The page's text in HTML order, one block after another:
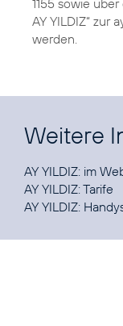
AY YILDIZ“ zur
werden.
Weitere
AY YILDIZ: im
AY YILDIZ:Tarife
AY YILDIZ: